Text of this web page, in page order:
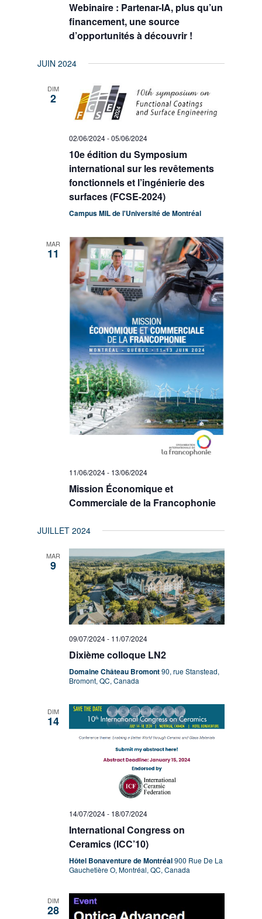
Webinaire : Partenar-IA, plus qu’un
financement, une source
d’opportunités à découvrir !
JUIN 2024
DIM
2
02/06/2024-05/06/2024
10e édition du Symposium
international sur les revêtements
fonctionnels et l’ingénierie des
surfaces (FCSE-2024)
Campus MIL de l'Université de Montréal
MAR
11
11/06/2024- 13/06/2024
Mission Économique et
Commerciale de la Francophonie
JUILLET 2024
MAR
9
09/07/2024- 11/07/2024
Dixième colloque LN2
Domaine Château Bromont90, rue Stanstead,
Bromont, QC, Canada
DIM
14
14/07/2024- 18/07/2024
International Congress on
Ceramics (ICC’10)
Hôtel Bonaventure de Montréal900 Rue De La
Gauchetière O, Montréal, QC, Canada
DIM
28